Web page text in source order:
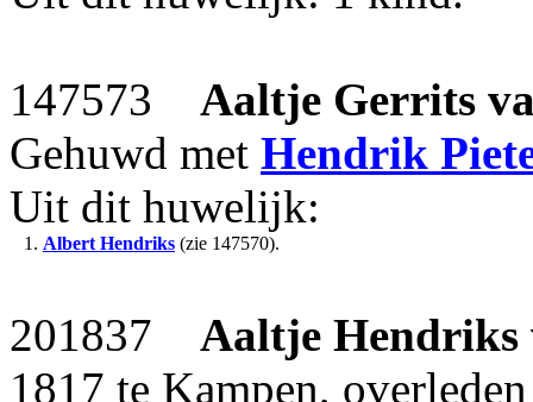
147573 Aaltje Gerrits
Gehuwd met Hendrik
Uit dit huwelijk:
1. Albert Hendriks (zie 147570).
201837 Aaltje Hendriks
1817 te Kampen,